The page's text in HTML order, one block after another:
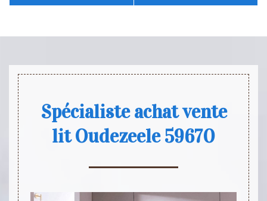
Spécialiste achat vente
lit Oudezeele 59670